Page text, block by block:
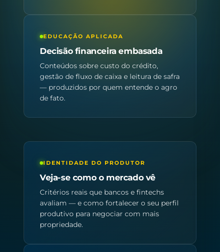
EDUCAÇÃO APLICADA
Decisão financeira embasada
Conteúdos sobre custo do crédito,
gestão de fluxo de caixa e leitura de safra
— produzidos por quem entende o agro
de fato.
IDENTIDADE DO PRODUTOR
Veja-se como o mercado vê
Critérios reais que bancos e fintechs
avaliam — e como fortalecer o seu perfil
produtivo para negociar com mais
propriedade.